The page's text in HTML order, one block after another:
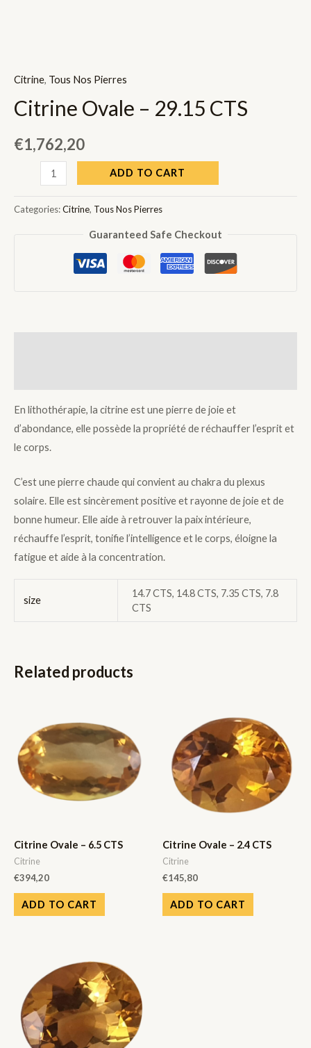
Citrine, Tous Nos Pierres
Citrine Ovale – 29.15 CTS
€1,762,20
-
ADD TO CART
Categories:Citrine, Tous Nos Pierres
Guaranteed Safe Checkout
En lithothérapie, la citrine est une pierre de joie et
d’abondance, elle possède la propriété de réchauffer l’esprit et
le corps.
C’est une pierre chaude qui convient au chakra du plexus
solaire. Elle est sincèrement positive et rayonne de joie et de
bonne humeur. Elle aide à retrouver la paix intérieure,
réchauffe l’esprit, tonifie l’intelligence et le corps, éloigne la
fatigue et aide à la concentration.
size
14.7 CTS, 14.8 CTS, 7.35 CTS, 7.8
CTS
Related products
Citrine Ovale – 6.5 CTS
Citrine
€394,20
ADD TO CART
Citrine Ovale – 2.4 CTS
Citrine
€145,80
ADD TO CART